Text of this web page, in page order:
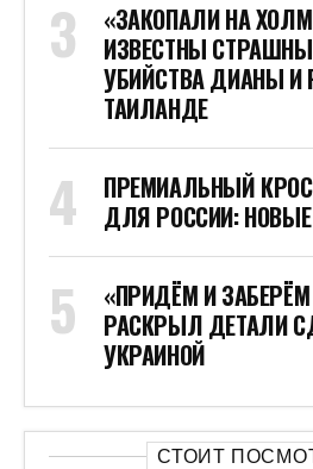
«ЗАКОПАЛИ НА
ИЗВЕСТНЫ
УБИЙСТВА ДИАНЫ
ТАИЛАНДЕ
ПРЕМИАЛЬНЫЙ
ДЛЯ РОССИИ:
«ПРИДЁМ И
РАСКРЫЛ ДЕТАЛИ
УКРАИНОЙ
СТОИТ